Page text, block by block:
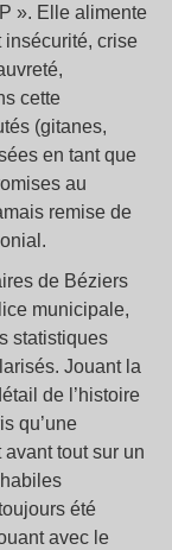
». Elle alimente
insécurité, crise
cette
(gitanes,
en tant que
au
remise de
de Béziers
municipale,
statistiques
Jouant la
de l’histoire
qu’une
tout sur un
été
avec le